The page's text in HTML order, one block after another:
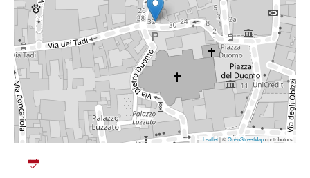
Leaflet| ©OpenStreetMapcontributors